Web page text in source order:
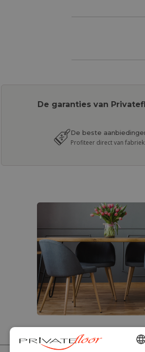
De garanties van
De beste
Profiteer direct van